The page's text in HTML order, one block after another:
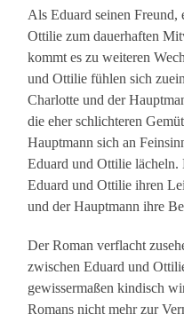
Als Eduard seinen Freund,
Ottilie zum dauerhaften
kommt es zu weiteren
und Ottilie fühlen sich
Charlotte und der
die eher schlichteren
Hauptmann sich an
Eduard und Ottilie lächeln.
Eduard und Ottilie ihren
und der Hauptmann ihre
Der Roman verflacht
zwischen Eduard und
gewissermaßen kindisch
Romans nicht mehr zur